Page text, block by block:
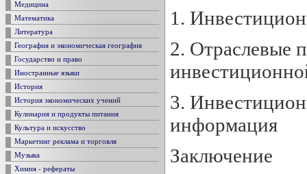
Медицина
Математика
Литература
География и экономическая география
Государство и право
Иностранные языки
История
История экономических учений
Кулинария и продукты питания
Культура и искусство
Маркетинг реклама и торговля
Музыка
Химия - рефераты
1.
2. Отраслевые
3.
информация
Заключение